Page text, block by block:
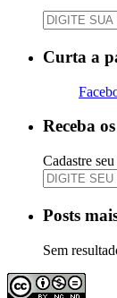
Curta a
Receba
Cadastre
Posts
Sem